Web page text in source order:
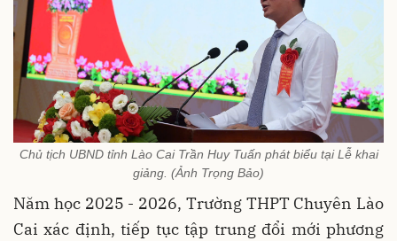
Chủ tịch UBND tỉnh Lào Cai Trần Huy Tuấn phát biểu tại Lễ khai
giảng. (Ảnh Trọng Bảo)
Năm học 2025 - 2026, Trường THPT Chuyên Lào
Cai xác định, tiếp tục tập trung đổi mới phương